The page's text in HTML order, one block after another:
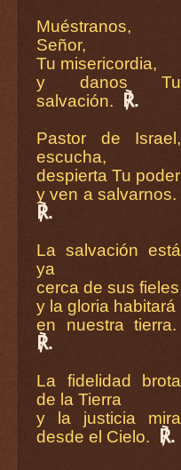
Muéstranos,
Señor,
Tu misericordia,
y danos Tu
salvación. ℟.
Pastor de Israel,
escucha,
despierta Tu poder
y ven a salvarnos.
℟.
La salvación está
ya
cerca de sus fieles
y la gloria habitará
en nuestra tierra.
℟.
La fidelidad brota
de la Tierra
y la justicia mira
desde el Cielo.
℟.